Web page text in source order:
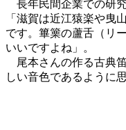
長年民間企業での研
「滋賀は近江猿楽や曳
です。篳篥の蘆舌（リ
いいですよね」。
尾本さんの作る古典
しい音色であるように思